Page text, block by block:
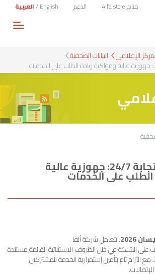
English
/العربية الدعم متاجر Alfa store
الإعلامي البيانات الصحفية
خطة ألفا للإستجابة 24/7: جهوزية عالية
على الخدمات
: تتعامل شركة ألفا
على الشبكة في ظل الظروف الاستثنائية القائمة مستندة
إلى خطة الإستجابة 24/7، مع التزام تام بتأمين إستمرارية الخدمة للمشتركين